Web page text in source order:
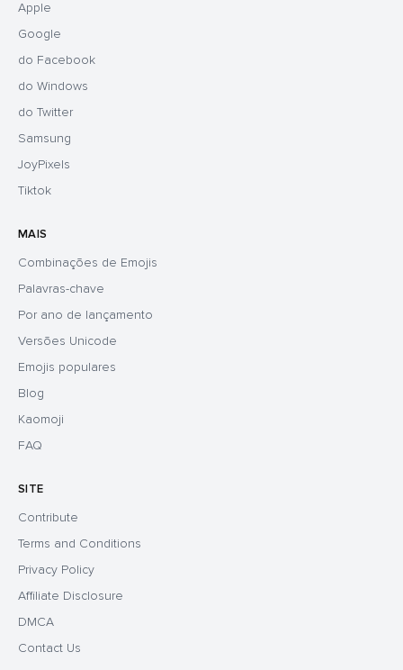
Apple
Google
do Facebook
do Windows
do Twitter
Samsung
JoyPixels
Tiktok
MAIS
Combinações de Emojis
Palavras-chave
Por ano de lançamento
Versões Unicode
Emojis populares
Blog
Kaomoji
FAQ
SITE
Contribute
Terms and Conditions
Privacy Policy
Affiliate Disclosure
DMCA
Contact Us